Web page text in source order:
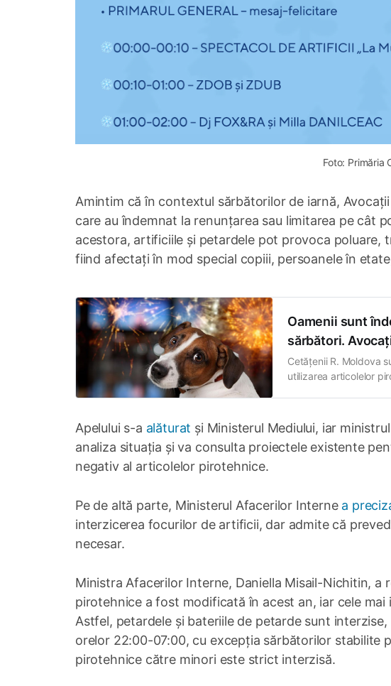
Foto: Primăria
Amintim că în contextul sărbătorilor de iarnă,
care au îndemnat la renunțarea sau limitarea pe cât
acestora, artificiile și petardele pot provoca poluare,
fiind afectați în mod special copiii, persoanele în
Oamenii sunt
sărbători.
Cetățenii R. Moldova
utilizarea articolelor
produse similare pot
Apelului s-a alăturat și Ministerul Mediului, iar
analiza situația și va consulta proiectele existente
negativ al articolelor pirotehnice.
Pe de altă parte, Ministerul Afacerilor Interne a
interzicerea focurilor de artificii, dar admite că
necesar.
Ministra Afacerilor Interne, Daniella Misail-Nichitin,
pirotehnice a fost modificată în acest an, iar cele
Astfel, petardele și bateriile de petarde sunt
orelor 22:00-07:00, cu excepția sărbătorilor stabilite
pirotehnice către minori este strict interzisă.